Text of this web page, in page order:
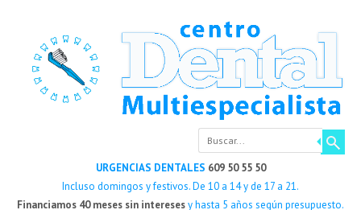
Buscar
URGENCIAS DENTALES 609 50 55 50
Incluso domingos y festivos. De 10 a 14 y de 17 a 21.
Financiamos 40 meses sin interesesy hasta 5 años según presupuesto.